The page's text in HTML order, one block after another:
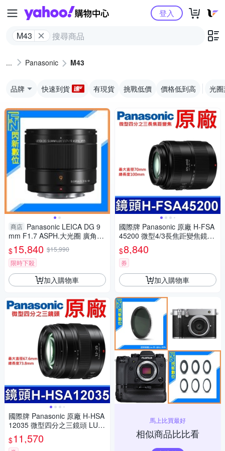
Yahoo購物中心
M43
登入
Panasonic M43
品牌 快速到貨 有現貨 挑戰低價 價格低到高 光
商店 Panasonic LEICA DG 9
mm F1.7 ASPH.大光圈 廣角定
焦 微距(公司貨)
$15,840 $15,990
限時下殺
加入購物車
國際牌 Panasonic 原廠 H-HSA
12035 微型四分之三鏡頭 LUMI
X G X VARIO 12-35mm 相機
$11,570
國際牌 Panasonic 原廠 H-FSA
45200 微型4/3長焦距變焦鏡頭
LUMIX G X VARIO 45-200mm
單眼鏡頭 相機
$8,840
券
加入購物車
馬上比買最好
相似商品比比看